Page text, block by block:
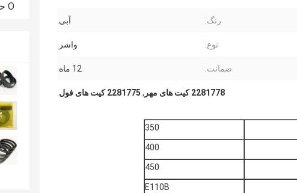
O حلقه مهر و موم
رنگ: آبی
نوع: واشر
ضمانت: 12 ماه
2281778 کیت های مهر , 2281775 کیت های فول
350
400
450
E110B